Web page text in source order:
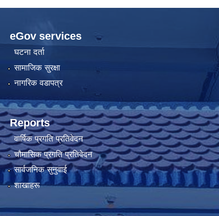
eGov services
घटना दर्ता
सामाजिक सुरक्षा
नागरिक वडापत्र
Reports
वार्षिक प्रगति प्रतिवेदन
चौमासिक प्रगति प्रतिवेदन
सार्वजनिक सुनुवाई
शाखाहरू